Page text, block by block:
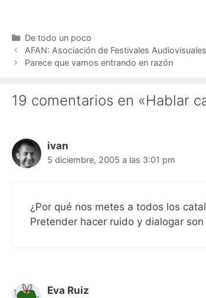
Categorías
De todo un poco
AFAN: Asociación de Festivales
Parece que vamos entrando en razón
19 comentarios en «Hablar
ivan
5 diciembre, 2005 a las 3:01 pm
¿Por qué nos metes a todos los
Pretender hacer ruido y dialogar
Eva Ruiz